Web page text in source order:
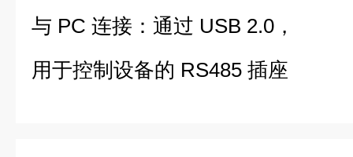
与 PC 连接：通过 USB 2.0，
用于控制设备的 RS485 插座